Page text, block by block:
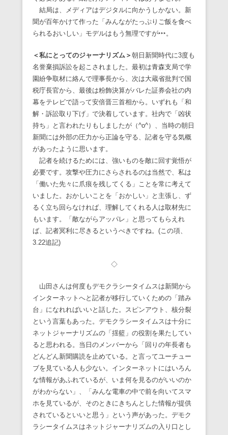
結局は、メディアはデジタルに向かうしかない。新
聞が百年かけて作った「みんながたっぷりご飯を食べ
られるおいしい」モデルはもう無理ですが‣‣‣。
＜私にとってのジャーナリズム＞ 朝日新聞時代に3度も
名誉棄損訴訟を起こされました。最初は青森支局で学
園紛争取材に絡んで理事長から、次は大蔵省批判で国
税庁長官から、最後は粉飾決算がバレた証券会社の内
幕をテレビで語って安倍晋三首相から。いずれも「和
解・訴訟取り下げ」で決着しています。社内で「凶状
持ち」と言われたりもしましたが（^o^）、当時の朝日
新聞には外部の圧力から正論を守る、記者を守る気概
があったように思います。
記者を続けるためには、強いものを敵に回す覚悟が
必要です。攻撃や圧力にさらされるのは当然で、私は
「働いた先々に爪痕を残してくる」ことを常に考えて
いました。おかしいことを「おかしい」と主張し、ず
るく立ち回らなければ、理解してくれる人は取材先に
もいます。「敵ながらアッパレ」と思ってもらえれ
ば、記者冥利に尽きるというべきですね。(この項、
3.22追記)
◇
山田さんは何度もデモクラシータイムスは新聞から
インターネットへと記者が移行していくための「踏み
台」になれればいいと話した。スピンアウト、核分裂
という言葉もあった。デモクラシータイムスは十分に
ネットジャーナリズムの「揺籃」の役割を果たしてい
ると思われる。当日のメンバーから「回りの年長者も
どんどん新聞購読を止めている。と言ってユーチュー
ブを見ている人も少ない。インターネットにはいろん
な情報があふれているが、いま何を見るのがいいのか
がわからない」、「みんな電車の中で前を向いてスマ
ホを見ているが、そのときにきちんとした情報が提供
されているといいと思う」という声があった。デモク
ラシータイムスはネットジャーナリズムの入り口とし